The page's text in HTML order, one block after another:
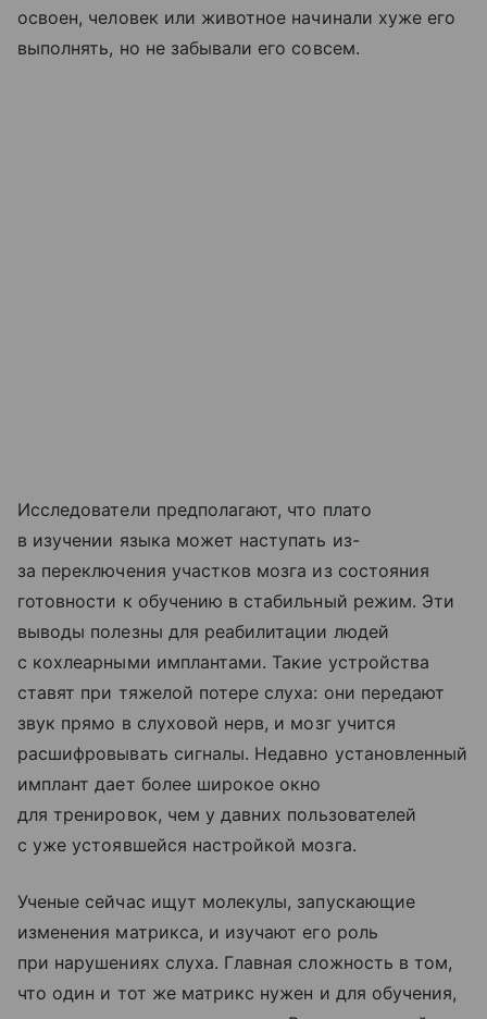
освоен, человек или животное начинали хуже его
выполнять, но не забывали его совсем.
Исследователи предполагают, что плато
в изучении языка может наступать из-
за переключения участков мозга из состояния
готовности к обучению в стабильный режим. Эти
выводы полезны для реабилитации людей
с кохлеарными имплантами. Такие устройства
ставят при тяжелой потере слуха: они передают
звук прямо в слуховой нерв, и мозг учится
расшифровывать сигналы. Недавно установленный
имплант дает более широкое окно
для тренировок, чем у давних пользователей
с уже устоявшейся настройкой мозга.
Ученые сейчас ищут молекулы, запускающие
изменения матрикса, и изучают его роль
при нарушениях слуха. Главная сложность в том,
что один и тот же матрикс нужен и для обучения,